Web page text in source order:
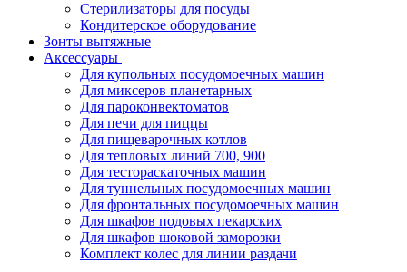
Стерилизаторы для посуды
Кондитерское оборудование
Зонты вытяжные
Аксессуары
Для купольных посудомоечных машин
Для миксеров планетарных
Для пароконвектоматов
Для печи для пиццы
Для пищеварочных котлов
Для тепловых линий 700, 900
Для тестораскаточных машин
Для туннельных посудомоечных машин
Для фронтальных посудомоечных машин
Для шкафов подовых пекарских
Для шкафов шоковой заморозки
Комплект колес для линии раздачи